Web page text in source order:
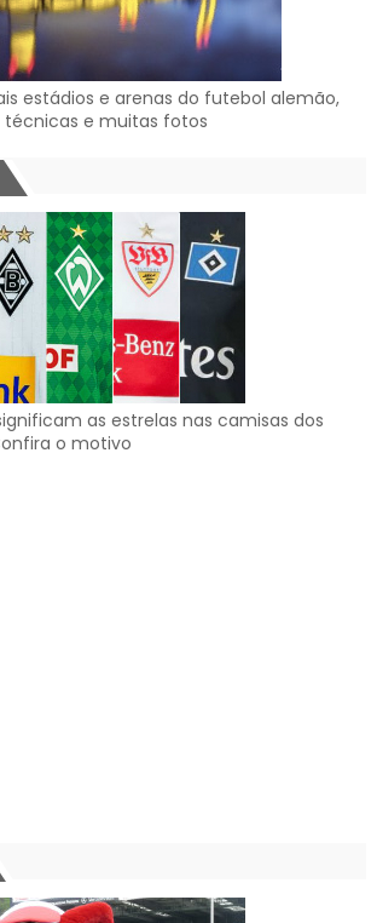
estádios e arenas do futebol alemão,
e muitas fotos
as estrelas nas camisas dos
o motivo